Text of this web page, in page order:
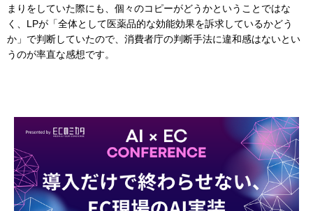
まりをしていた際にも、個々のコピーがどうかということではな
く、LPが「全体として医薬品的な効能効果を訴求しているかどう
か」で判断していたので、消費者庁の判断手法に違和感はないとい
うのが率直な感想です。